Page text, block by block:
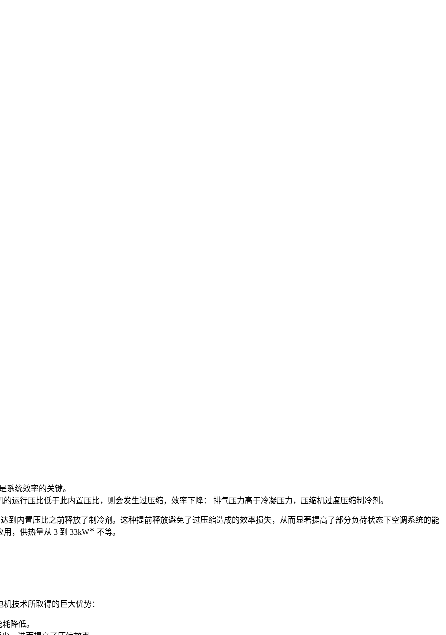
系统效率的关键。
运行压比低于此内置压比，则会发生过压缩，效率下降： 排气压力高于冷凝压力，压缩机过度压缩制冷剂。
到内置压比之前释放了制冷剂。这种提前释放避免了过压缩造成的效率损失，从而显著提高了部分负荷状态下空调系统的能
，供热量从 3 到 33kW∗ 不等。
技术所取得的巨大优势：
降低。